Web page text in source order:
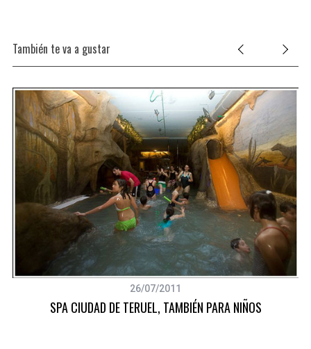
También te va a gustar
26/07/2011
SPA CIUDAD DE TERUEL, TAMBIÉN PARA NIÑOS